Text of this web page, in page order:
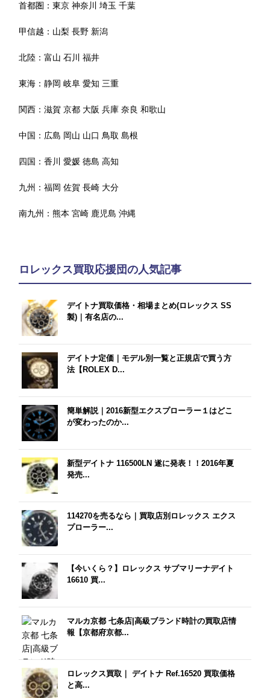
首都圏：東京 神奈川 埼玉 千葉
甲信越： 山梨 長野 新潟
北陸：富山 石川 福井
東海：静岡 岐阜 愛知 三重
関西：滋賀 京都 大阪 兵庫 奈良 和歌山
中国： 広島 岡山 山口 鳥取 島根
四国：香川 愛媛 徳島 高知
九州：福岡 佐賀 長崎 大分
南九州：熊本 宮崎 鹿児島 沖縄
ロレックス買取応援団の人気記事
デイトナ買取価格・相場まとめ(ロレックス SS
製)｜有名店の...
デイトナ定価｜モデル別一覧と正規店で買う方
法【ROLEX D...
簡単解説｜2016新型エクスプローラー１はどこ
が変わったのか...
新型デイトナ 116500LN 遂に発表！！2016年夏
発売...
114270を売るなら｜買取店別ロレックス エクス
プローラー...
【今いくら？】ロレックス サブマリーナデイト
16610 買...
マルカ京都 七条店|高級ブランド時計の買取店情
報【京都府京都...
ロレックス買取｜ デイトナ Ref.16520 買取価格
と高...